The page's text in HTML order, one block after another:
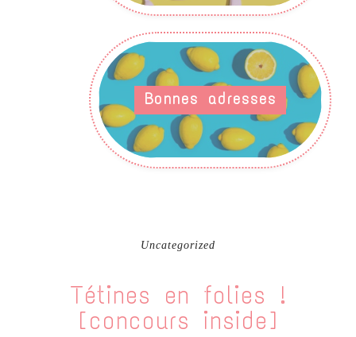
Bonnes adresses
Uncategorized
Tétines en folies !
[concours inside]